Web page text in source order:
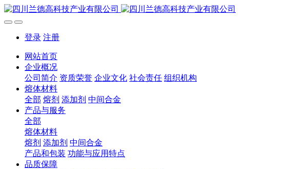
登录 注册
网站首页
企业概况
公司简介 资质荣誉 企业文化 社会责任 组织机构
熔体材料
全部 熔剂 添加剂 中间合金
产品与服务
全部
熔体材料
熔剂 添加剂 中间合金
产品和包装 功能与应用特点
品质保障